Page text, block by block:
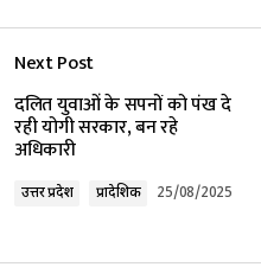
*
Next Post
दलित युवाओं के सपनों को पंख दे
रही योगी सरकार, बन रहे
अधिकारी
उत्तर प्रदेश प्रादेशिक 25/08/2025